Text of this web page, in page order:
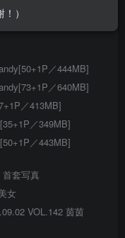
／444MB]
／640MB]
／413MB]
／349MB]
／443MB]
套写真
女
VOL.142 茵茵
）